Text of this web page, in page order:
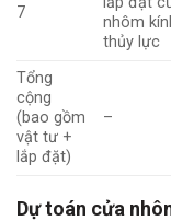
7
nhôm
thủy lực
Tổng
cộng
(bao gồm
vật tư +
lắp đặt)
–
Dự toán cửa